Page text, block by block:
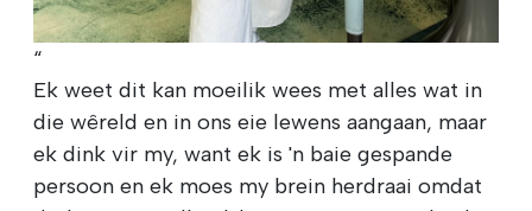
“
Ek weet dit kan moeilik wees met alles wat in
die wêreld en in ons eie lewens aangaan, maar
ek dink vir my, want ek is 'n baie gespande
persoon en ek moes my brein herdraai omdat